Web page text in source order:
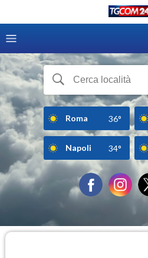
Roma 36°
Napoli 34°